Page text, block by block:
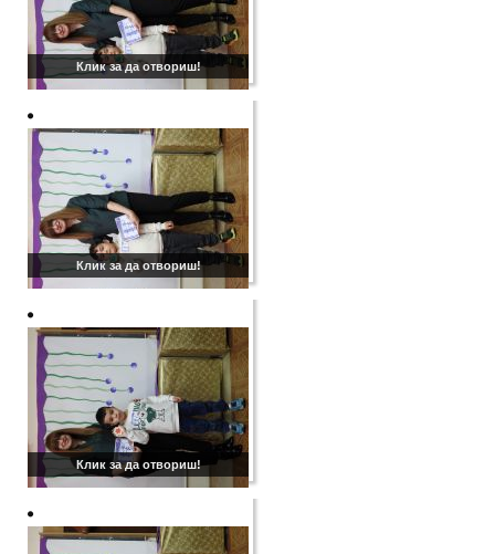
Клик за да отвориш!
Клик за да отвориш!
Клик за да отвориш!